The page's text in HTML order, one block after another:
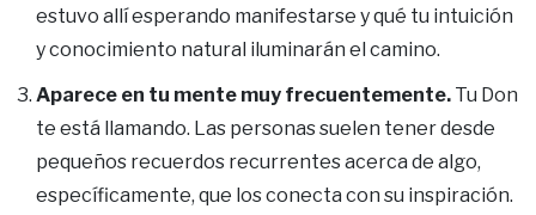
estuvo allí esperando manifestarse y qué tu intuición
y conocimiento natural iluminarán el camino.
Aparece en tu mente muy frecuentemente. Tu Don
te está llamando. Las personas suelen tener desde
pequeños recuerdos recurrentes acerca de algo,
específicamente, que los conecta con su inspiración.